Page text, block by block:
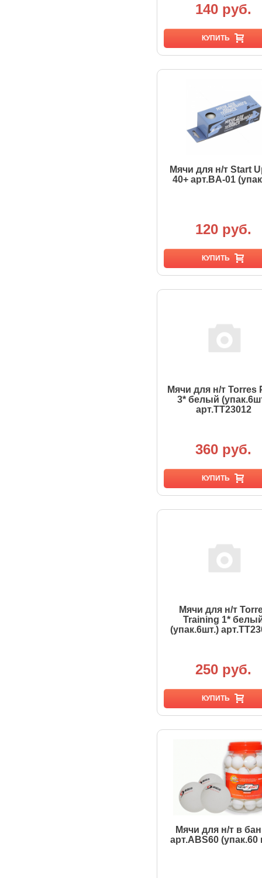
140 руб.
КУПИТЬ
Мячи для н/т Start
40+ арт.BA-01
120 руб.
КУПИТЬ
Мячи для н/т Torres
3* белый
арт.TT23012
360 руб.
КУПИТЬ
Мячи для н/т
Training 1*
(упак.6шт.)
250 руб.
КУПИТЬ
Мячи для н/т в
арт.ABS60 (упак.60